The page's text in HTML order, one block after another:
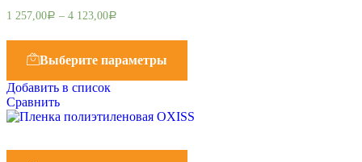
1 257,00Р – 4 123,00Р
Выберите параметры
Добавить в список
Сравнить